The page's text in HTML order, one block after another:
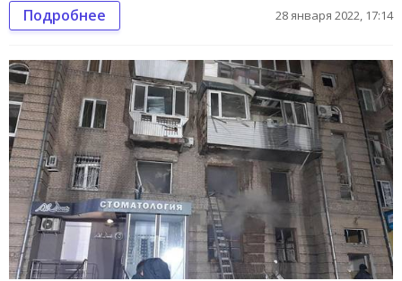
Подробнее 28 января 2022, 17:14